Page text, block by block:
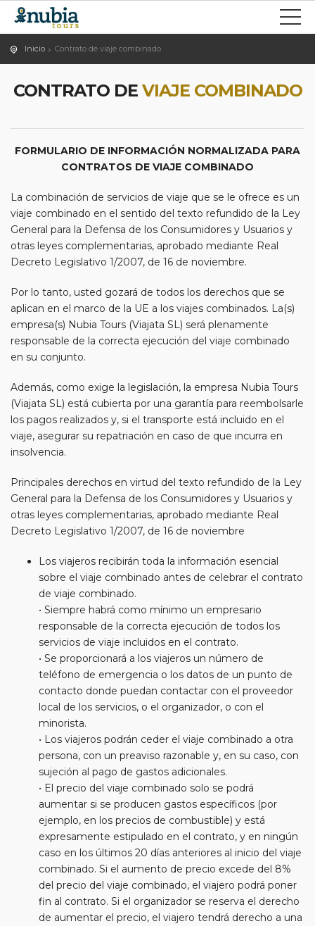
Inicio Contrato de viaje combinado
CONTRATO DE VIAJE COMBINADO
FORMULARIO DE INFORMACIÓN NORMALIZADA PARA
CONTRATOS DE VIAJE COMBINADO
La combinación de servicios de viaje que se le ofrece es un
viaje combinado en el sentido del texto refundido de la Ley
General para la Defensa de los Consumidores y Usuarios y
otras leyes complementarias, aprobado mediante Real
Decreto Legislativo 1/2007, de 16 de noviembre.
Por lo tanto, usted gozará de todos los derechos que se
aplican en el marco de la UE a los viajes combinados. La(s)
empresa(s) Nubia Tours (Viajata SL) será plenamente
responsable de la correcta ejecución del viaje combinado
en su conjunto.
Además, como exige la legislación, la empresa Nubia Tours
(Viajata SL) está cubierta por una garantía para reembolsarle
los pagos realizados y, si el transporte está incluido en el
viaje, asegurar su repatriación en caso de que incurra en
insolvencia.
Principales derechos en virtud del texto refundido de la Ley
General para la Defensa de los Consumidores y Usuarios y
otras leyes complementarias, aprobado mediante Real
Decreto Legislativo 1/2007, de 16 de noviembre
Los viajeros recibirán toda la información esencial
sobre el viaje combinado antes de celebrar el contrato
de viaje combinado.
• Siempre habrá como mínimo un empresario
responsable de la correcta ejecución de todos los
servicios de viaje incluidos en el contrato.
• Se proporcionará a los viajeros un número de
teléfono de emergencia o los datos de un punto de
contacto donde puedan contactar con el proveedor
local de los servicios, o el organizador, o con el
minorista.
• Los viajeros podrán ceder el viaje combinado a otra
persona, con un preaviso razonable y, en su caso, con
sujeción al pago de gastos adicionales.
• El precio del viaje combinado solo se podrá
aumentar si se producen gastos específicos (por
ejemplo, en los precios de combustible) y está
expresamente estipulado en el contrato, y en ningún
caso en los últimos 20 días anteriores al inicio del viaje
combinado. Si el aumento de precio excede del 8%
del precio del viaje combinado, el viajero podrá poner
fin al contrato. Si el organizador se reserva el derecho
de aumentar el precio, el viajero tendrá derecho a una